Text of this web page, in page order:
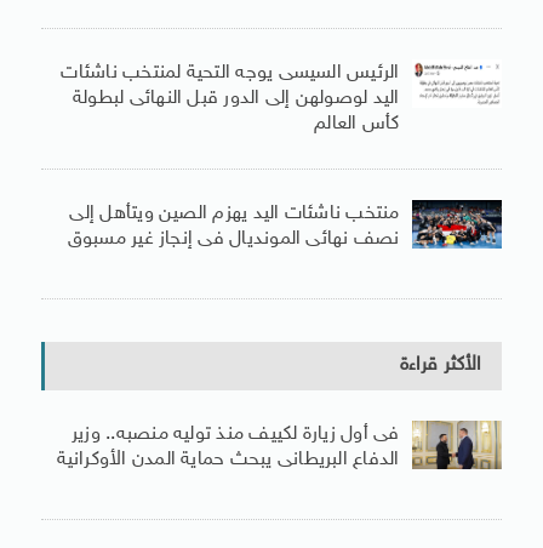
الرئيس السيسى يوجه التحية لمنتخب ناشئات
اليد لوصولهن إلى الدور قبل النهائى لبطولة
كأس العالم
منتخب ناشئات اليد يهزم الصين ويتأهل إلى
نصف نهائى المونديال فى إنجاز غير مسبوق
الأكثر قراءة
فى أول زيارة لكييف منذ توليه منصبه.. وزير
الدفاع البريطانى يبحث حماية المدن الأوكرانية